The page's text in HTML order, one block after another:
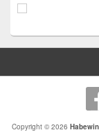
Copyright © 2026